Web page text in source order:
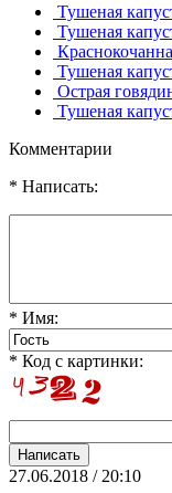
Тушеная
Тушеная
Тушеная
Острая
Тушеная
Комментарии
* Написать:
* Имя:
* Код с картинки:
27.06.2018 / 20:10